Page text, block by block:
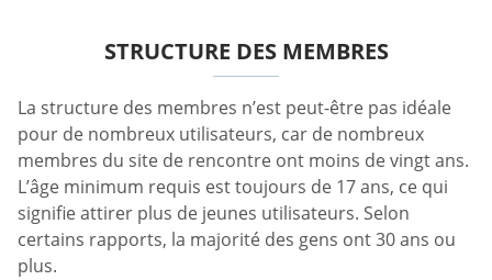
STRUCTURE DES MEMBRES
La structure des membres n’est peut-être pas idéale
pour de nombreux utilisateurs, car de nombreux
membres du site de rencontre ont moins de vingt ans.
L’âge minimum requis est toujours de 17 ans, ce qui
signifie attirer plus de jeunes utilisateurs. Selon
certains rapports, la majorité des gens ont 30 ans ou
plus.